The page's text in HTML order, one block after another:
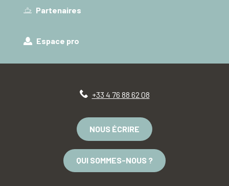
Partenaires
Espace pro
+33 4 76 88 62 08
NOUS ÉCRIRE
QUI SOMMES-NOUS ?